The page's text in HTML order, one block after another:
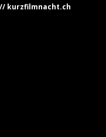
kurzfilmnacht.ch